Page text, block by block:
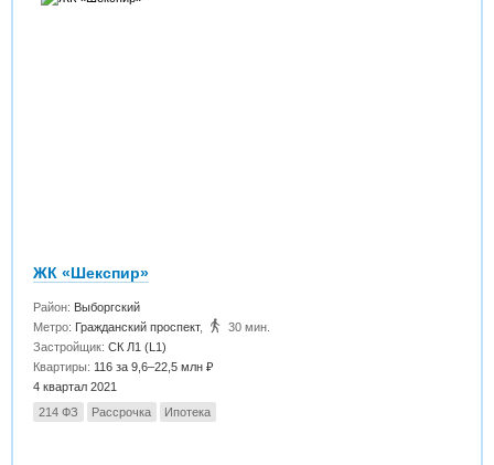
ЖК «Шекспир»
Район: Выборгский
Метро: Гражданский проспект,
30 мин.
Застройщик:СК Л1 (L1)
Квартиры: 116 за 9,6–22,5 млн ₽
4 квартал 2021
214 ФЗ
Рассрочка Ипотека